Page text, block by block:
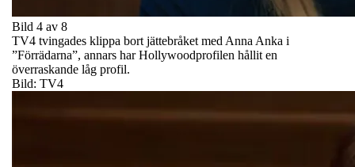
Bild 4 av 8
TV4 tvingades klippa bort jättebråket med Anna Anka i
”Förrädarna”, annars har Hollywoodprofilen hållit en
överraskande låg profil.
Bild: TV4